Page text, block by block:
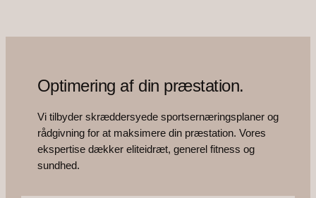
Optimering af din præstation.
Vi tilbyder skræddersyede sportsernæringsplaner og
rådgivning for at maksimere din præstation. Vores
ekspertise dækker eliteidræt, generel fitness og
sundhed.